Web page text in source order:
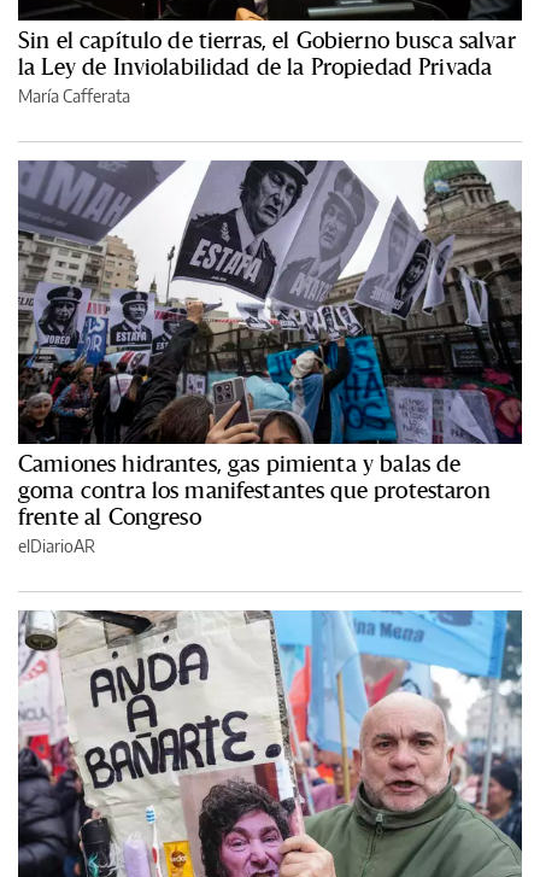
Sin el capítulo de tierras, el Gobierno busca salvar
la Ley de Inviolabilidad de la Propiedad Privada
María Cafferata
Camiones hidrantes, gas pimienta y balas de
goma contra los manifestantes que protestaron
frente al Congreso
elDiarioAR